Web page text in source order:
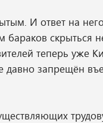
И ответ на
скрыться
теперь уже
давно запрещён